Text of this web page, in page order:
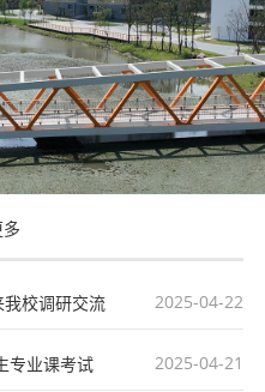
校调研交流 2025-04-22
专业课考试 2025-04-21